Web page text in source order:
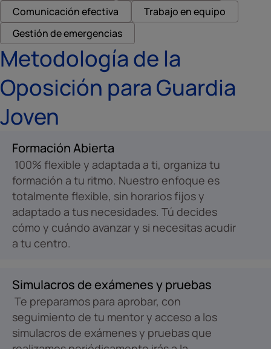
Comunicación efectiva
Trabajo en equipo
Gestión de emergencias
Metodología de la
Oposición para Guardia
Joven
Formación Abierta
100% flexible y adaptada a ti, organiza tu
formación a tu ritmo. Nuestro enfoque es
totalmente flexible, sin horarios fijos y
adaptado a tus necesidades. Tú decides
cómo y cuándo avanzar y si necesitas acudir
a tu centro.
Simulacros de exámenes y pruebas
Te preparamos para aprobar, con
seguimiento de tu mentor y acceso a los
simulacros de exámenes y pruebas que